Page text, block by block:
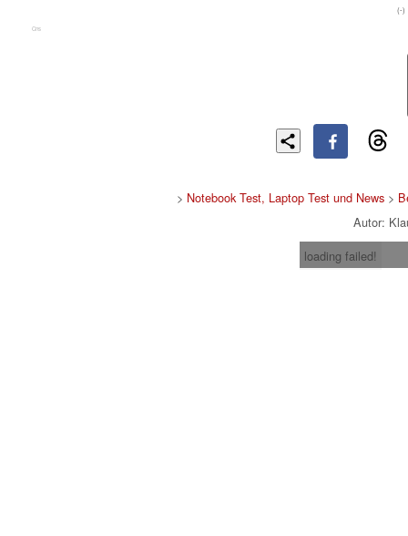
(-)
Cns
> Notebook Test, Laptop Test und News >
Autor:
loading failed!